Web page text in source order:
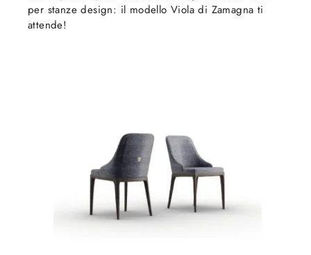
per stanze design: il modello Viola di Zamagna ti
attende!